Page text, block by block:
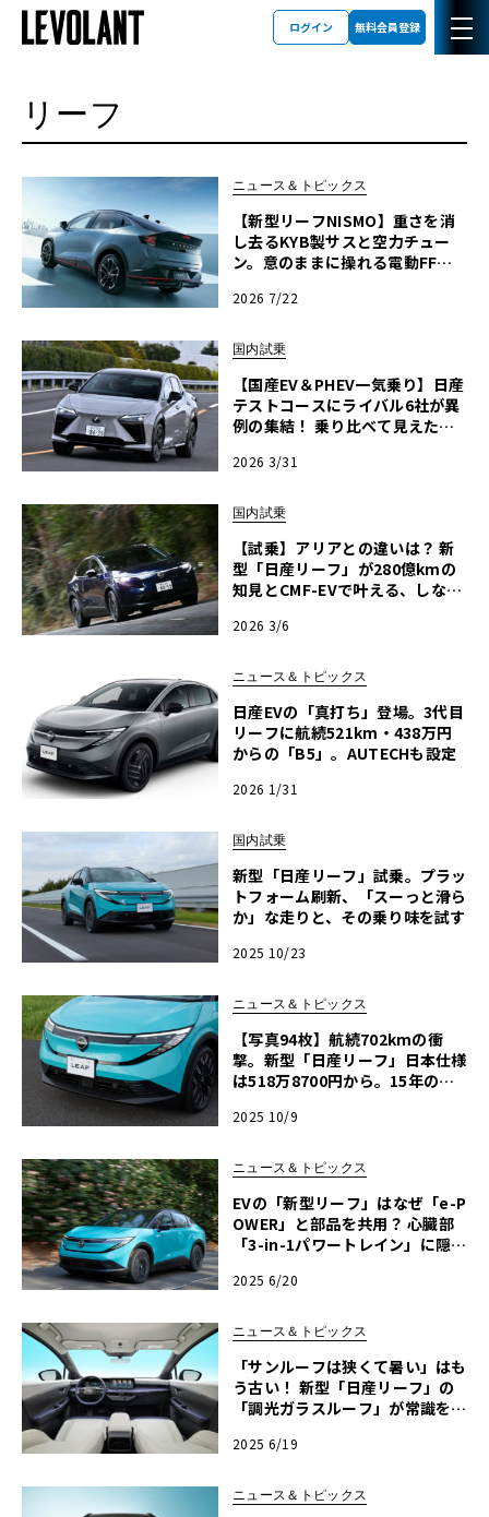
ログイン 無料会員登録
リーフ
ニュース＆トピックス
【新型リーフNISMO】重さを消
し去るKYB製サスと空力チュー
ン。意のままに操れる電動FFス
2026 7/22
国内試乗
【国産EV＆PHEV一気乗り】日産
テストコースにライバル6社が異
例の集結！ 乗り比べて見えた電
2026 3/31
国内試乗
【試乗】アリアとの違いは？ 新
型「日産リーフ」が280億kmの
知見とCMF-EVで叶える、しなや
2026 3/6
ニュース＆トピックス
日産EVの「真打ち」登場。3代目
リーフに航続521km・438万円
からの「B5」。AUTECHも設定
2026 1/31
国内試乗
新型「日産リーフ」試乗。プラッ
トフォーム刷新、「スーっと滑ら
か」な走りと、その乗り味を試す
2025 10/23
ニュース＆トピックス
【写真94枚】航続702kmの衝
撃。新型「日産リーフ」日本仕様
は518万8700円から。15年の進
2025 10/9
ニュース＆トピックス
EVの「新型リーフ」はなぜ「e-P
OWER」と部品を共用？ 心臓部
「3-in-1パワートレイン」に隠さ
2025 6/20
ニュース＆トピックス
「サンルーフは狭くて暑い」はも
う古い！ 新型「日産リーフ」の
「調光ガラスルーフ」が常識を覆
2025 6/19
ニュース＆トピックス